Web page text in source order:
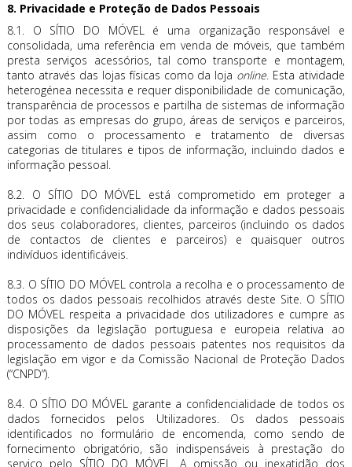
8. Privacidade e Proteção de Dados Pessoais
8.1. O SÍTIO DO MÓVEL é uma organização responsável e
consolidada, uma referência em venda de móveis, que também
presta serviços acessórios, tal como transporte e montagem,
tanto através das lojas físicas como da loja online. Esta atividade
heterogénea necessita e requer disponibilidade de comunicação,
transparência de processos e partilha de sistemas de informação
por todas as empresas do grupo, áreas de serviços e parceiros,
assim como o processamento e tratamento de diversas
categorias de titulares e tipos de informação, incluindo dados e
informação pessoal.
8.2. O SÍTIO DO MÓVEL está comprometido em proteger a
privacidade e confidencialidade da informação e dados pessoais
dos seus colaboradores, clientes, parceiros (incluindo os dados
de contactos de clientes e parceiros) e quaisquer outros
indivíduos identificáveis.
8.3. O SÍTIO DO MÓVEL controla a recolha e o processamento de
todos os dados pessoais recolhidos através deste Site. O SÍTIO
DO MÓVEL respeita a privacidade dos utilizadores e cumpre as
disposições da legislação portuguesa e europeia relativa ao
processamento de dados pessoais patentes nos requisitos da
legislação em vigor e da Comissão Nacional de Proteção Dados
(“CNPD”).
8.4. O SÍTIO DO MÓVEL garante a confidencialidade de todos os
dados fornecidos pelos Utilizadores. Os dados pessoais
identificados no formulário de encomenda, como sendo de
fornecimento obrigatório, são indispensáveis à prestação do
serviço pelo SÍTIO DO MÓVEL. A omissão ou inexatidão dos